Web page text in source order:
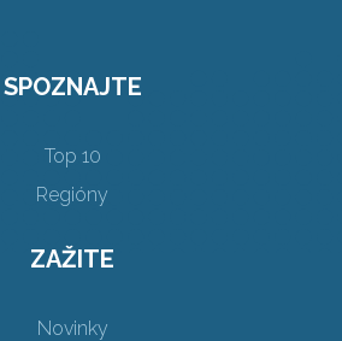
SPOZNAJTE
Top 10
Regióny
ZAŽITE
Novinky